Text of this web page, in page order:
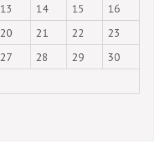
13 14 15
16
20 21 22
23
27 28 29
30